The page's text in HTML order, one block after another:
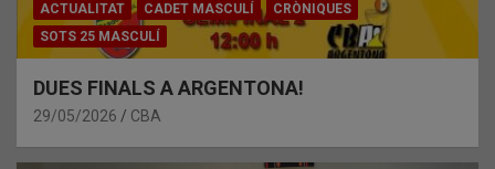
ACTUALITAT CADET MASCULÍ
CRÒNIQUES
SOTS 25 MASCULÍ
DUES FINALS A ARGENTONA!
29/05/2026 CBA